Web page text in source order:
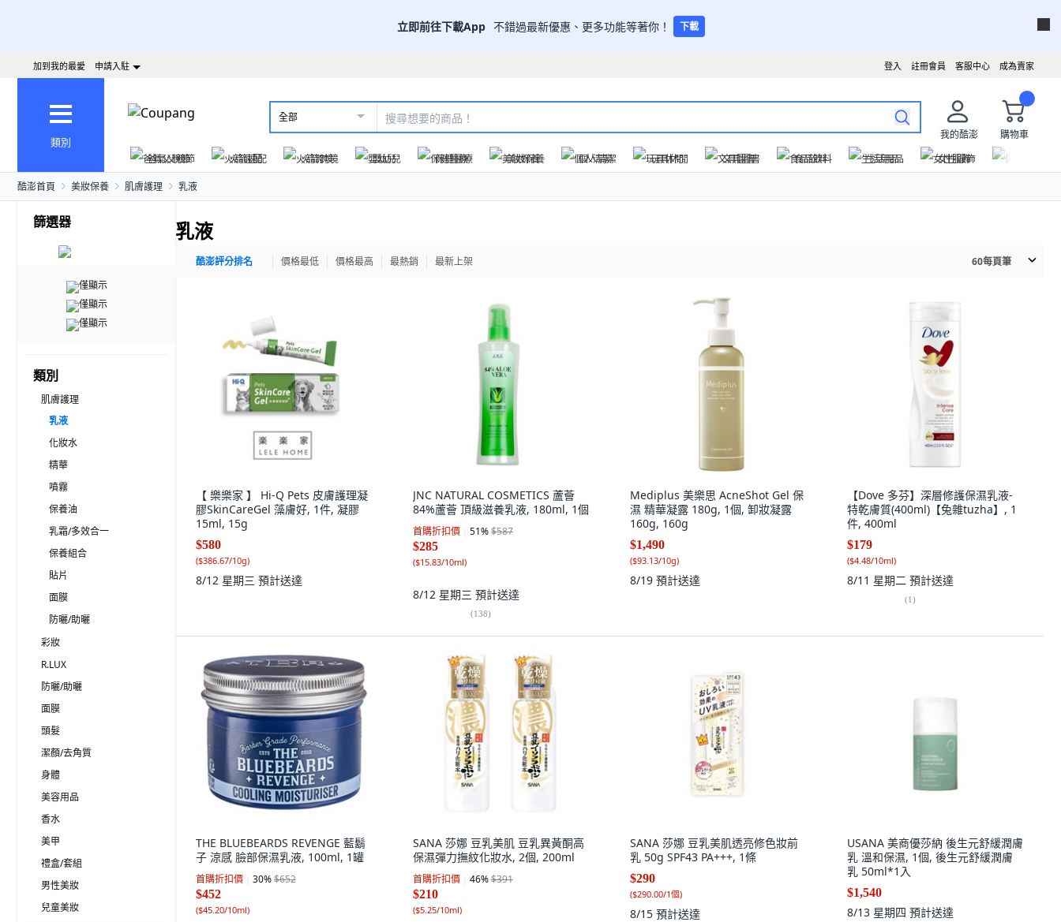
立即前往下載App 不錯過最新優惠、更多功能等著你！ 下載
成為賣家
客服中心
註冊會員
登入
加到我的最愛 申請入駐
類別
全部
我的酷澎
購物車
爸氣父親節
火箭速配 火箭跨境 嬰幼兒 保健醫療 美妝保養 個人清潔 玩具休閒 文具圖書 食品飲料 生活用品 女性服飾
酷澎首頁 美妝保養 肌膚護理 乳液
篩選器
僅顯示
僅顯示
僅顯示
類別
肌膚護理
乳液
化妝水
精華
噴霧
保養油
乳霜/多效合一
保養組合
貼片
面膜
防曬/助曬
彩妝
R.LUX
防曬/助曬
面膜
頭髮
潔顏/去角質
身體
美容用品
香水
美甲
禮盒/套組
男性美妝
兒童美妝
乳液
酷澎評分排名 價格最低 價格最高 最熱銷 最新上架 60每頁筆
【 樂樂家 】 Hi-Q Pets 皮膚護理凝
膠SkinCareGel 藻膚好, 1件, 凝膠
15ml, 15g
$580
($386.67/10g)
8/12 星期三 預計送達
JNC NATURAL COSMETICS 蘆薈
84%蘆薈 頂級滋養乳液, 180ml, 1個
首購折扣價 51%$587
$285
($15.83/10ml)
8/12 星期三 預計送達
(138)
Mediplus 美樂思 AcneShot Gel 保
濕 精華凝露 180g, 1個, 卸妝凝露
160g, 160g
$1,490
($93.13/10g)
8/19 預計送達
【Dove 多芬】深層修護保濕乳液-
特乾膚質(400ml)【兔雜tuzha】, 1
件, 400ml
$179
($4.48/10ml)
8/11 星期二 預計送達
(1)
THE BLUEBEARDS REVENGE 藍鬍
子 涼感 臉部保濕乳液, 100ml, 1罐
首購折扣價 30%$652
$452
($45.20/10ml)
SANA 莎娜 豆乳美肌 豆乳異黃酮高
保濕彈力撫紋化妝水, 2個, 200ml
首購折扣價 46%$391
$210
($5.25/10ml)
SANA 莎娜 豆乳美肌透亮修色妝前
乳 50g SPF43 PA+++, 1條
$290
($290.00/1個)
8/15 預計送達
USANA 美商優莎納 後生元舒緩潤膚
乳 溫和保濕, 1個, 後生元舒緩潤膚
乳 50ml*1入
$1,540
8/13 星期四 預計送達